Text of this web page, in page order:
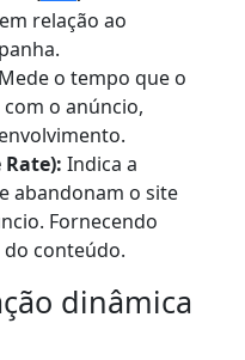
relação ao
Mede o tempo que o
o anúncio,
Rate): Indica a
abandonam o site
Fornecendo
conteúdo.
dinâmica